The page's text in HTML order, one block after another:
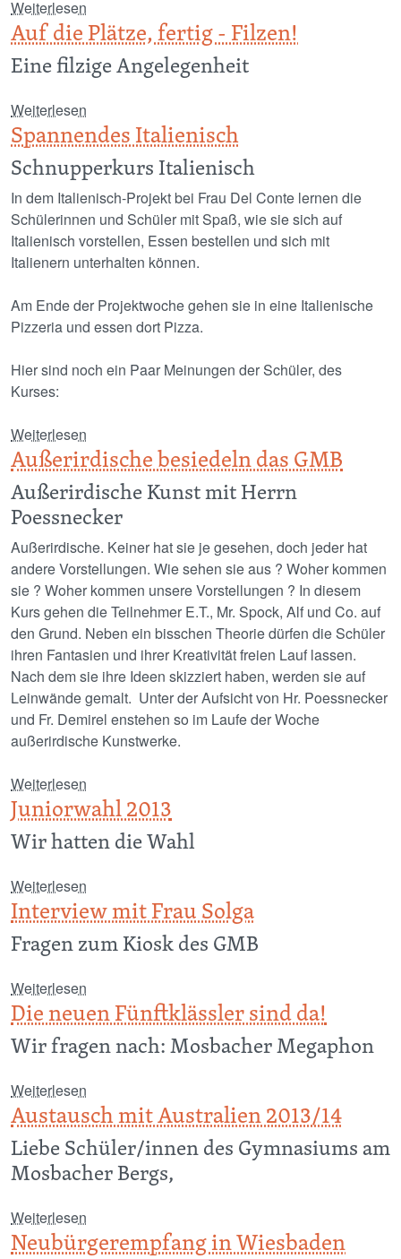
Weiterlesen
Auf die Plätze, fertig - Filzen!
Eine filzige Angelegenheit
Weiterlesen
Spannendes Italienisch
Schnupperkurs Italienisch
In dem Italienisch-Projekt bei Frau Del Conte lernen die
Schülerinnen und Schüler mit Spaß, wie sie sich auf
Italienisch vorstellen, Essen bestellen und sich mit
Italienern unterhalten können.
Am Ende der Projektwoche gehen sie in eine Italienische
Pizzeria und essen dort Pizza.
Hier sind noch ein Paar Meinungen der Schüler, des
Kurses:
Weiterlesen
Außerirdische besiedeln das GMB
Außerirdische Kunst mit Herrn
Poessnecker
Außerirdische. Keiner hat sie je gesehen, doch jeder hat
andere Vorstellungen. Wie sehen sie aus ? Woher kommen
sie ? Woher kommen unsere Vorstellungen ? In diesem
Kurs gehen die Teilnehmer E.T., Mr. Spock, Alf und Co. auf
den Grund. Neben ein bisschen Theorie dürfen die Schüler
ihren Fantasien und ihrer Kreativität freien Lauf lassen.
Nach dem sie ihre Ideen skizziert haben, werden sie auf
Leinwände gemalt. Unter der Aufsicht von Hr. Poessnecker
und Fr. Demirel enstehen so im Laufe der Woche
außerirdische Kunstwerke.
Weiterlesen
Juniorwahl 2013
Wir hatten die Wahl
Weiterlesen
Interview mit Frau Solga
Fragen zum Kiosk des GMB
Weiterlesen
Die neuen Fünftklässler sind da!
Wir fragen nach: Mosbacher Megaphon
Weiterlesen
Austausch mit Australien 2013/14
Liebe Schüler/innen des Gymnasiums am
Mosbacher Bergs,
Weiterlesen
Neubürgerempfang in Wiesbaden